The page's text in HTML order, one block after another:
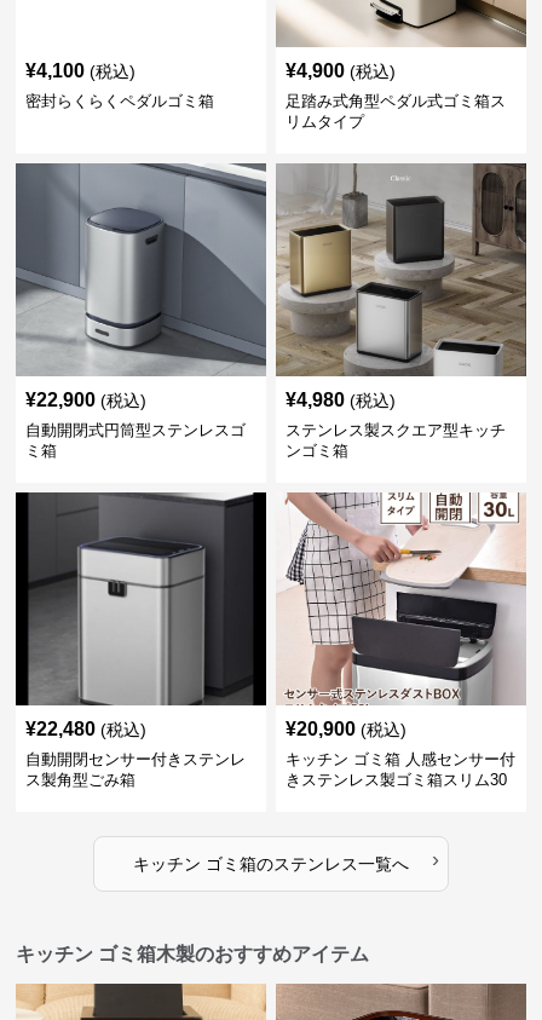
¥4,100 (税込)
密封らくらくペダルゴミ箱
¥4,900 (税込)
足踏み式角型ペダル式ゴミ箱ス
リムタイプ
¥22,900 (税込)
自動開閉式円筒型ステンレスゴ
ミ箱
¥4,980 (税込)
ステンレス製スクエア型キッチ
ンゴミ箱
¥22,480 (税込)
自動開閉センサー付きステンレ
ス製角型ごみ箱
¥20,900 (税込)
キッチン ゴミ箱 人感センサー付
きステンレス製ゴミ箱スリム30
キッチン ゴミ箱のステンレス一覧へ ›
キッチン ゴミ箱木製のおすすめアイテム